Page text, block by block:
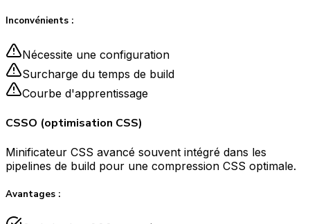
Inconvénients :
Nécessite une configuration
Surcharge du temps de build
Courbe d'apprentissage
CSSO (optimisation CSS)
Minificateur CSS avancé souvent intégré dans les
pipelines de build pour une compression CSS optimale.
Avantages :